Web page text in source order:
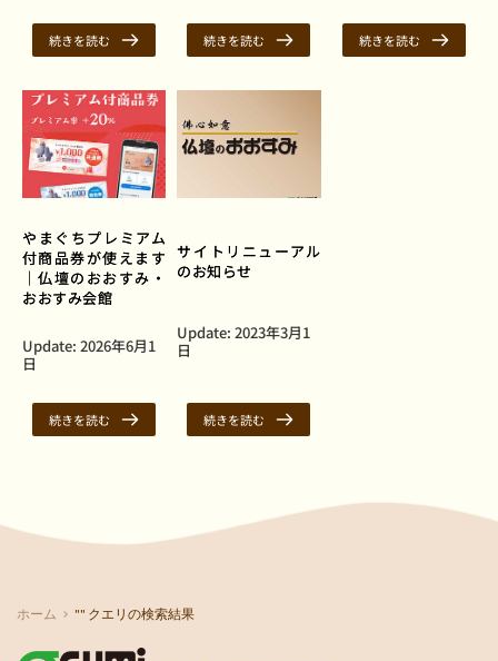
続きを読む 続きを読む 続きを読む
やまぐちプレミアム
付商品券が使えます
｜仏壇のおおすみ・
おおすみ会館
Update: 2026年6月1
日
続きを読む
サイトリニューアル
のお知らせ
Update: 2023年3月1
日
続きを読む
ホーム "" クエリの検索結果